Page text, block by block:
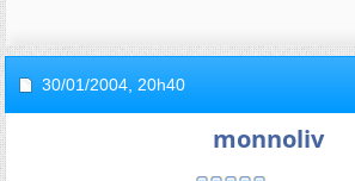
30/01/2004, 20h40
monnoliv